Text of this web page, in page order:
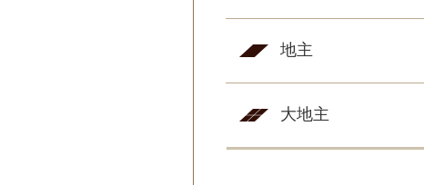
地主
大地主